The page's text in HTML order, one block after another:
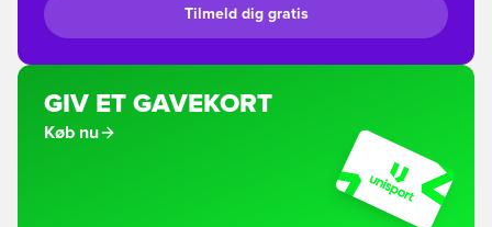
Tilmeld dig gratis
GIV ET GAVEKORT
Køb nu